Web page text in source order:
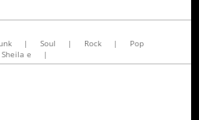
| Soul | Rock |
Pop
Sheila e |